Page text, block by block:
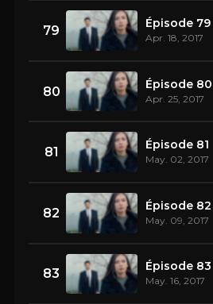
79 Épisode 79
Apr. 18, 2017
80 Épisode 80
Apr. 25, 2017
81 Épisode 81
May. 02, 2017
82 Épisode 82
May. 09, 2017
83 Épisode 83
May. 16, 2017